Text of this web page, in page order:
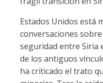
Estados Unidos está
conversaciones
seguridad entre Siria
de los antiguos
ha criticado el trato